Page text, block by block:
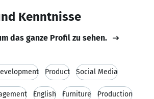
Kenntnisse
das ganze Profil zu sehen.
Product Social Media
English Furniture Production